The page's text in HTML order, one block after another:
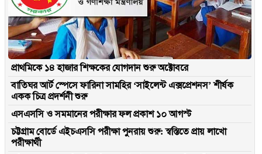
প্রাথমিকে ১৪ হাজার শিক্ষকের যোগদান শুরু অক্টোবরে
বাতিঘর আর্ট স্পেসে ফারিনা সামহির ‘সাইলেন্ট এক্সপ্রেশনস’ শীর্ষক
একক চিত্র প্রদর্শনী শুরু
এসএসসি ও সমমানের পরীক্ষার ফল প্রকাশ ১০ আগস্ট
চট্টগ্রাম বোর্ডে এইচএসসি পরীক্ষা পুনরায় শুরু: স্বস্তিতে প্রায় লাখো
পরীক্ষার্থী